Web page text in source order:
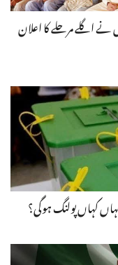
اگلے مرحلے کا اعلان
کہاں پولنگ ہوگی؟